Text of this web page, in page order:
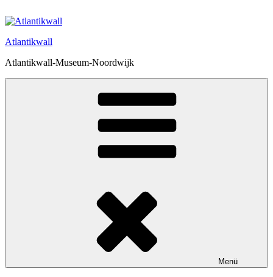
Inhalt
Atlantikwall
Atlantikwall-Museum-Noordwijk
Menü